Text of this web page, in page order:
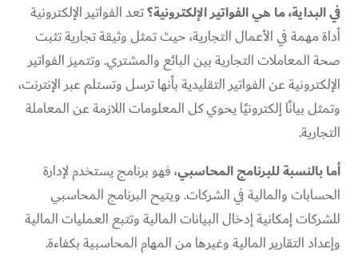
في البداية، ما هي الفواتير الإلكترونية؟تعد الفواتير الإلكترونية
أداة مهمة في الأعمال التجارية، حيث تمثل وثيقة تجارية تثبت
صحة المعاملات التجارية بين البائع والمشتري. وتتميز الفواتير
الإلكترونية عن الفواتير التقليدية بأنها ترسل وتستلم عبر الإنترنت،
وتمثل بيانًا إلكترونيًا يحوي كل المعلومات اللازمة عن المعاملة
التجارية.
أما بالنسبة للبرنامج المحاسبي، فهو برنامج يستخدم لإدارة
الحسابات والمالية في الشركات. ويتيح البرنامج المحاسبي
للشركات إمكانية إدخال البيانات المالية وتتبع العمليات المالية
وإعداد التقارير المالية وغيرها من المهام المحاسبية بكفاءة.